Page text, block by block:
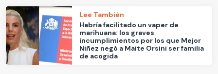
Lee También
Habría facilitado un vaper de
marihuana: los graves
incumplimientos por los que Mejor
Niñez negó a Maite Orsini ser familia
de acogida